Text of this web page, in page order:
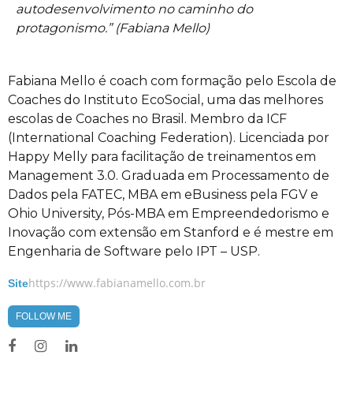
autodesenvolvimento no caminho do
protagonismo.” (Fabiana Mello)
Fabiana Mello é coach com formação pelo Escola de
Coaches do Instituto EcoSocial, uma das melhores
escolas de Coaches no Brasil. Membro da ICF
(International Coaching Federation). Licenciada por
Happy Melly para facilitação de treinamentos em
Management 3.0. Graduada em Processamento de
Dados pela FATEC, MBA em eBusiness pela FGV e
Ohio University, Pós-MBA em Empreendedorismo e
Inovação com extensão em Stanford e é mestre em
Engenharia de Software pelo IPT – USP.
Sitehttps://www.fabianamello.com.br
FOLLOW ME